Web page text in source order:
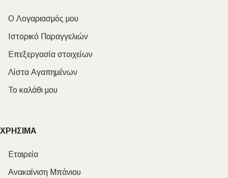
Ο Λογαριασμός μου
Ιστορικό Παραγγελιών
Επεξεργασία στοιχείων
Λίστα Αγαπημένων
Το καλάθι μου
ΧΡΗΣΙΜΑ
Εταιρεία
Ανακαίνιση Μπάνιου